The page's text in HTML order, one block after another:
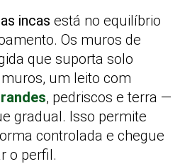
incas está no equilíbrio
Os muros de
que suporta solo
um leito com
, pedriscos e terra —
gradual. Isso permite
controlada e chegue
o perfil.